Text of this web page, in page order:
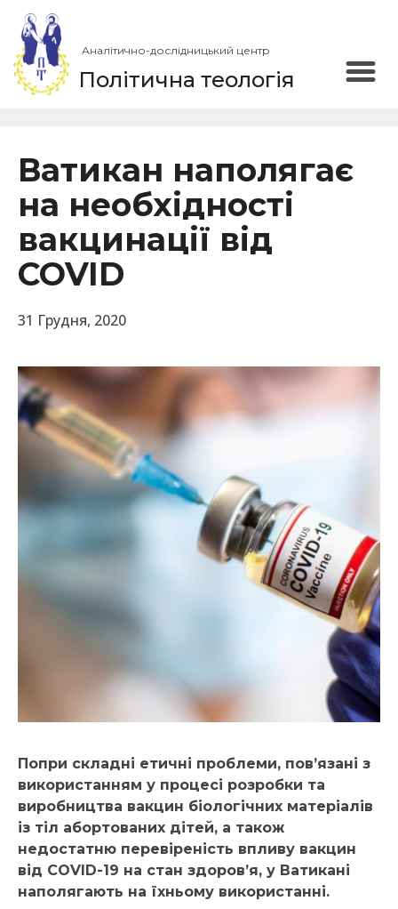
Аналітично-дослідницький центр
Політична теологія
Ватикан наполягає
на необхідності
вакцинації від
COVID
31 Грудня, 2020
Попри складні етичні проблеми, пов’язані з
використанням у процесі розробки та
виробництва вакцин біологічних матеріалів
із тіл абортованих дітей, а також
недостатню перевіреність впливу вакцин
від COVID-19 на стан здоров’я, у Ватикані
наполягають на їхньому використанні.